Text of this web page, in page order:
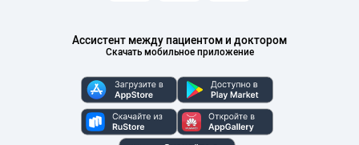
Ассистент между пациентом и доктором
Скачать мобильное приложение